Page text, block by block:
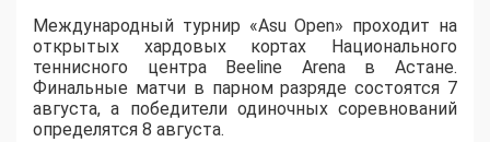
Международный турнир «Asu Open» проходит на
открытых хардовых кортах Национального
теннисного центра Beeline Arena в Астане.
Финальные матчи в парном разряде состоятся 7
августа, а победители одиночных соревнований
определятся 8 августа.